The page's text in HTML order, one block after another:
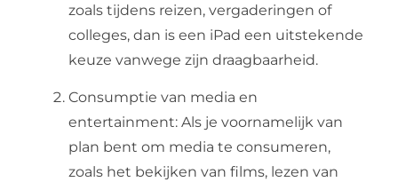
zoals tijdens reizen, vergaderingen of
colleges, dan is een iPad een uitstekende
keuze vanwege zijn draagbaarheid.
Consumptie van media en
entertainment: Als je voornamelijk van
plan bent om media te consumeren,
zoals het bekijken van films, lezen van